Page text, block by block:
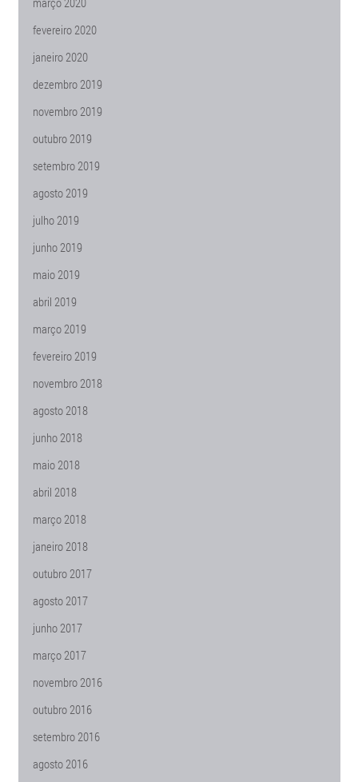
fevereiro 2020
janeiro 2020
dezembro 2019
novembro 2019
outubro 2019
setembro 2019
agosto 2019
julho 2019
junho 2019
maio 2019
abril 2019
março 2019
fevereiro 2019
novembro 2018
agosto 2018
junho 2018
maio 2018
abril 2018
março 2018
janeiro 2018
outubro 2017
agosto 2017
junho 2017
março 2017
novembro 2016
outubro 2016
setembro 2016
agosto 2016